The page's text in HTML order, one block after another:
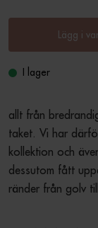
Lägg i
I lager
allt från
taket. Vi har
kollektion och
dessutom fått
ränder från golv